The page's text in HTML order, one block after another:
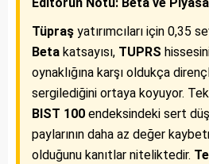
Tüpraş yatırımcıları için 0,35
Beta katsayısı, TUPRS
oynaklığına karşı oldukça
sergilediğini ortaya koyuyor.
BIST 100 endeksindeki sert
paylarının daha az değer
olduğunu kanıtlar niteliktedir.